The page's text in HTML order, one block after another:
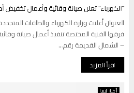
“الكهرباء” تعلن صيانة وقائية وأعمال تخفيض
العنوان أعلنت وزارة الكهرباء والطاقات
فرقها الفنية المختصة تنفيذ أعمال صيانة
– الشمال القديمة رقم...
اقرأ المزيد
أخبار ليبيا